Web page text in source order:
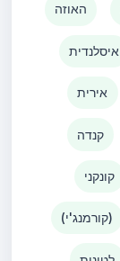
האוזה
איסלנדית
אירית
קנדה
קונקני
(קורמנג'י)